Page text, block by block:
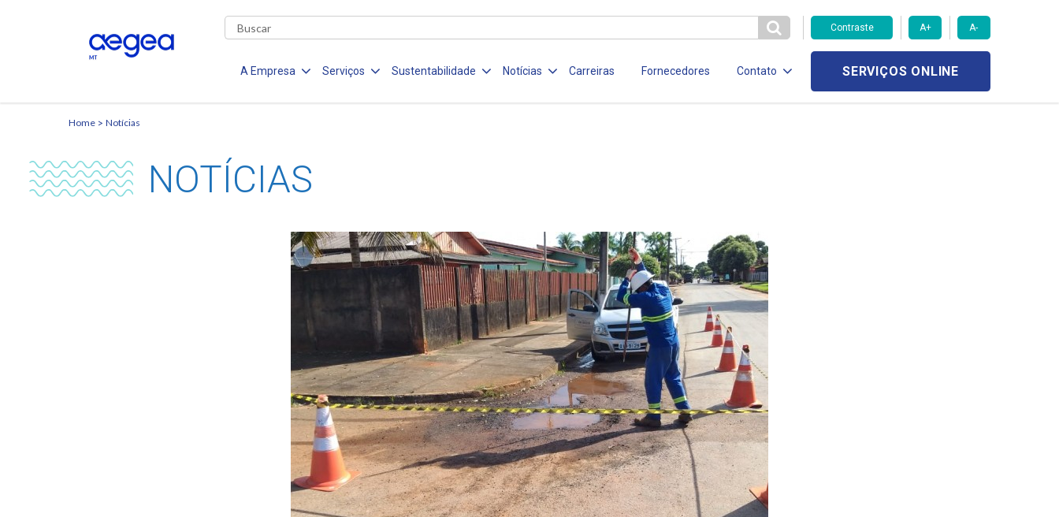
Contraste A+ A-
A Empresa Serviços Sustentabilidade Notícias Carreiras Fornecedores Contato SERVIÇOS ONLINE
Home Notícias
NOTÍCIAS